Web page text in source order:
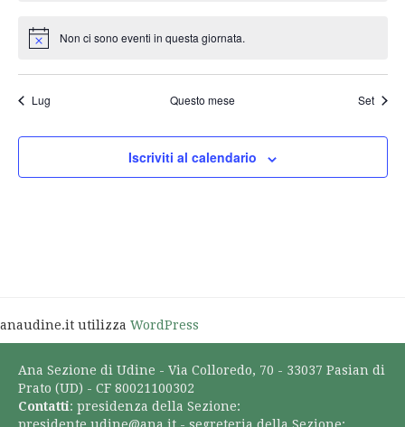
Notice Non ci sono eventi in questa giornata.
Lug Questo mese Set
Iscriviti al calendario
anaudine.it utilizza WordPress
Ana Sezione di Udine - Via Colloredo, 70 - 33037 Pasian di
Prato (UD) - CF 80021100302
Contatti: presidenza della Sezione: